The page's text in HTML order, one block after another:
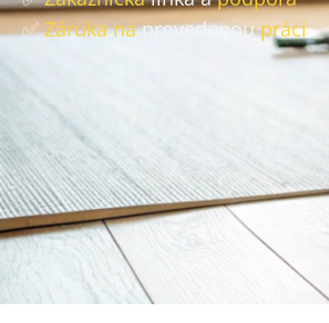
✅Záruka naprovedenoupráci